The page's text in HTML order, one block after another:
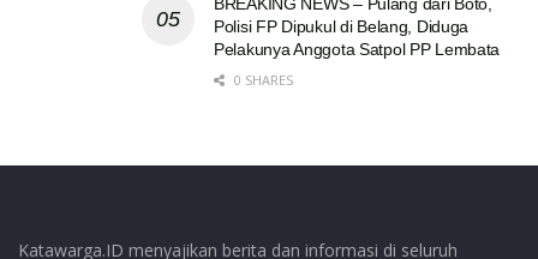
BREAKING NEWS – Pulang dari Boto,
Polisi FP Dipukul di Belang, Diduga
Pelakunya Anggota Satpol PP Lembata
0 SHARES
Katawarga.ID menyajikan berita dan informasi di seluruh